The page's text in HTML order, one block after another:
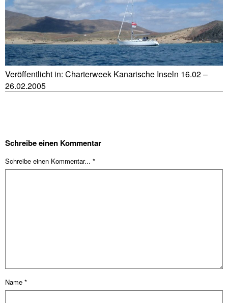
Veröffentlicht in: Charterweek Kanarische Inseln 16.02 –
26.02.2005
Schreibe einen Kommentar
Schreibe einen Kommentar... *
Name *